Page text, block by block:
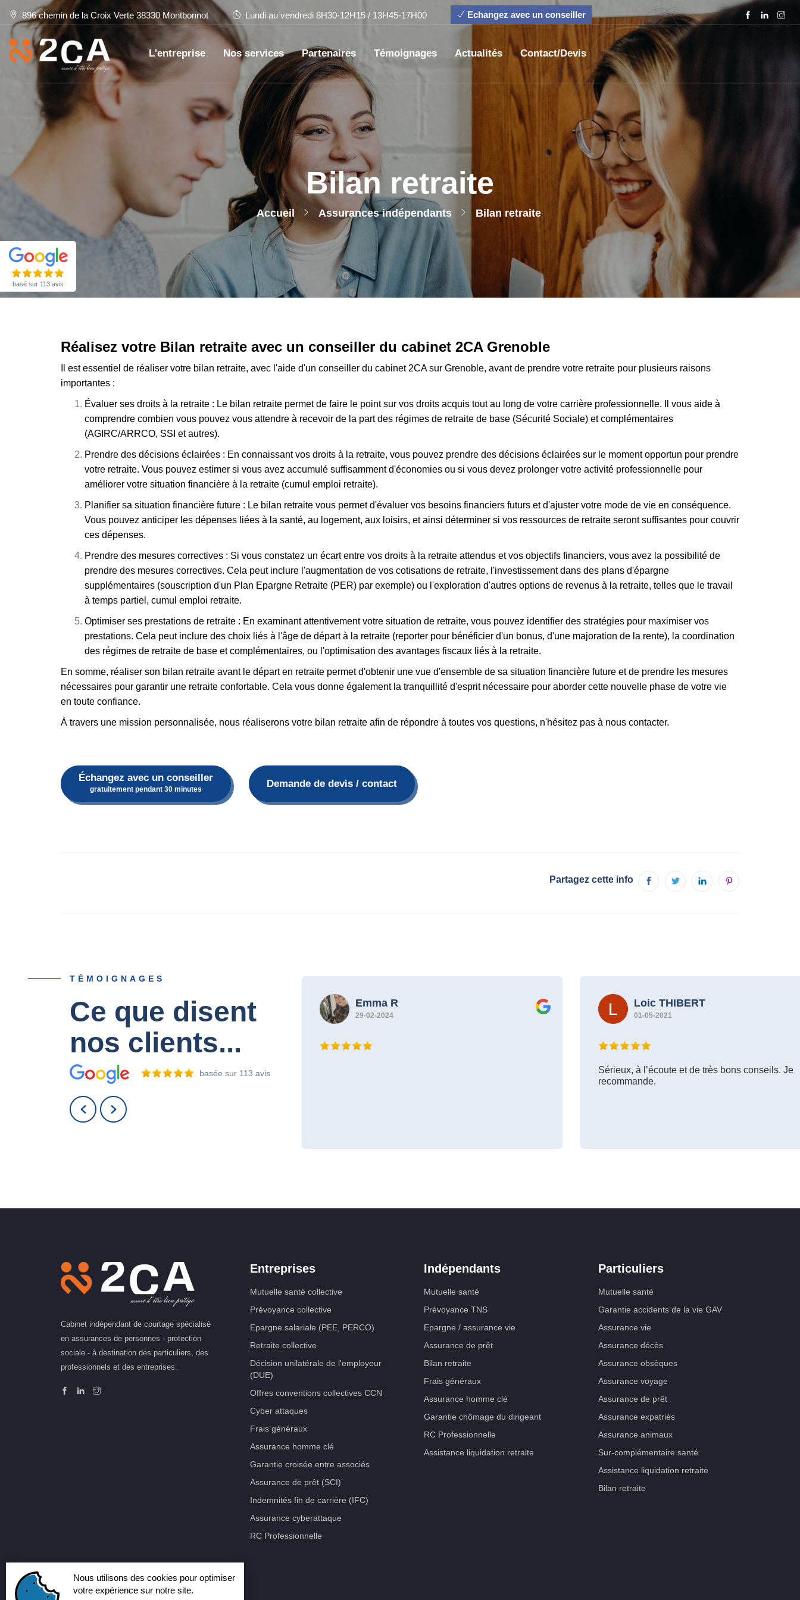
896 chemin de la Croix Verte 38330 Montbonnot Lundi au vendredi 8H30-12H15 / 13H45-17H00 Echangez avec un conseiller
L'entreprise Nos services Partenaires Témoignages Actualités Contact/Devis
Bilan retraite
Accueil Assurances indépendants Bilan retraite
basé sur 113 avis
Réalisez votre Bilan retraite avec un conseiller du cabinet 2CA Grenoble
Il est essentiel de réaliser votre bilan retraite, avec l'aide d'un conseiller du cabinet 2CA sur Grenoble, avant de prendre votre retraite pour plusieurs raisons
importantes :
Évaluer ses droits à la retraite : Le bilan retraite permet de faire le point sur vos droits acquis tout au long de votre carrière professionnelle. Il vous aide à
comprendre combien vous pouvez vous attendre à recevoir de la part des régimes de retraite de base (Sécurité Sociale) et complémentaires
(AGIRC/ARRCO, SSI et autres).
Prendre des décisions éclairées : En connaissant vos droits à la retraite, vous pouvez prendre des décisions éclairées sur le moment opportun pour prendre
votre retraite. Vous pouvez estimer si vous avez accumulé suffisamment d'économies ou si vous devez prolonger votre activité professionnelle pour
améliorer votre situation financière à la retraite (cumul emploi retraite).
Planifier sa situation financière future : Le bilan retraite vous permet d'évaluer vos besoins financiers futurs et d'ajuster votre mode de vie en conséquence.
Vous pouvez anticiper les dépenses liées à la santé, au logement, aux loisirs, et ainsi déterminer si vos ressources de retraite seront suffisantes pour couvrir
ces dépenses.
Prendre des mesures correctives : Si vous constatez un écart entre vos droits à la retraite attendus et vos objectifs financiers, vous avez la possibilité de
prendre des mesures correctives. Cela peut inclure l'augmentation de vos cotisations de retraite, l'investissement dans des plans d'épargne
supplémentaires (souscription d'un Plan Epargne Retraite (PER) par exemple) ou l'exploration d'autres options de revenus à la retraite, telles que le travail
à temps partiel, cumul emploi retraite.
Optimiser ses prestations de retraite : En examinant attentivement votre situation de retraite, vous pouvez identifier des stratégies pour maximiser vos
prestations. Cela peut inclure des choix liés à l'âge de départ à la retraite (reporter pour bénéficier d'un bonus, d'une majoration de la rente), la coordination
des régimes de retraite de base et complémentaires, ou l'optimisation des avantages fiscaux liés à la retraite.
En somme, réaliser son bilan retraite avant le départ en retraite permet d'obtenir une vue d'ensemble de sa situation financière future et de prendre les mesures
nécessaires pour garantir une retraite confortable. Cela vous donne également la tranquillité d'esprit nécessaire pour aborder cette nouvelle phase de votre vie
en toute confiance.
À travers une mission personnalisée, nous réaliserons votre bilan retraite afin de répondre à toutes vos questions, n'hésitez pas à nous contacter.
Échangez avec un conseiller
gratuitement pendant 30 minutes Demande de devis / contact
Partagez cette info
TÉMOIGNAGES
Ce que disent
nos clients...
basée sur 113 avis
Serge Scurti
02-05-2021
Ecoute, disponibilité, connaissance approfondie des
règles en matière d'assurance, focalisés sur les
optimales, en un mot : de vrais professionnels
Emma R
29-02-2024
Loic THIBERT
01-05-2021
Sérieux, à l’écoute et de très bons conseils. Je
recommande.
Cabinet indépendant de courtage spécialisé
en assurances de personnes - protection
sociale - à destination des particuliers, des
professionnels et des entreprises.
Entreprises
Mutuelle santé collective
Prévoyance collective
Epargne salariale (PEE, PERCO)
Retraite collective
Décision unilatérale de l'employeur
(DUE)
Offres conventions collectives CCN
Cyber attaques
Frais généraux
Assurance homme clé
Garantie croisée entre associés
Assurance de prêt (SCI)
Indemnités fin de carrière (IFC)
Assurance cyberattaque
RC Professionnelle
Indépendants
Mutuelle santé
Prévoyance TNS
Epargne / assurance vie
Assurance de prêt
Bilan retraite
Frais généraux
Assurance homme clé
Garantie chômage du dirigeant
RC Professionnelle
Assistance liquidation retraite
Particuliers
Mutuelle santé
Garantie accidents de la vie GAV
Assurance vie
Assurance décès
Assurance obsèques
Assurance voyage
Assurance de prêt
Assurance expatriés
Assurance animaux
Sur-complémentaire santé
Assistance liquidation retraite
Bilan retraite
Nous utilisons des cookies pour optimiser
votre expérience sur notre site.